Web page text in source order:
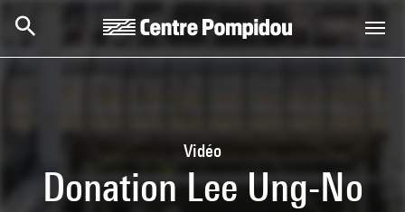
Vidéo
Donation Lee Ung-No